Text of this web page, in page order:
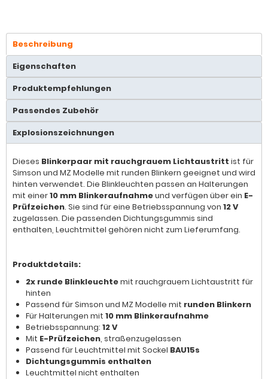
Beschreibung
Eigenschaften
Produktempfehlungen
Passendes Zubehör
Explosionszeichnungen
Dieses Blinkerpaar mit rauchgrauem Lichtaustritt ist für
Simson und MZ Modelle mit runden Blinkern geeignet und wird
hinten verwendet. Die Blinkleuchten passen an Halterungen
mit einer10 mm Blinkeraufnahmeund verfügen über ein E-
Prüfzeichen. Sie sind für eine Betriebsspannung von 12 V
zugelassen. Die passenden Dichtungsgummis sind
enthalten, Leuchtmittel gehören nicht zum Lieferumfang.
Produktdetails:
2x runde Blinkleuchtemit rauchgrauem Lichtaustritt für
hinten
Passend für Simson und MZ Modelle mit runden Blinkern
Für Halterungen mit 10 mm Blinkeraufnahme
Betriebsspannung: 12 V
Mit E-Prüfzeichen, straßenzugelassen
Passend für Leuchtmittel mit Sockel BAU15s
Dichtungsgummis enthalten
Leuchtmittel nicht enthalten